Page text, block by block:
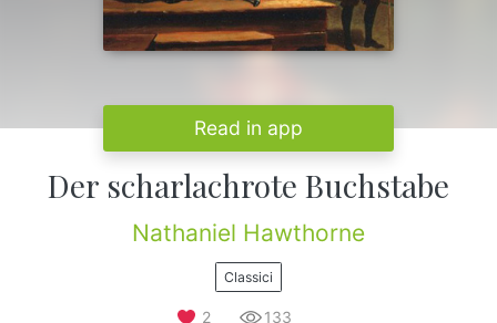
Read in app
Der scharlachrote Buchstabe
Nathaniel Hawthorne
Classici
2 133